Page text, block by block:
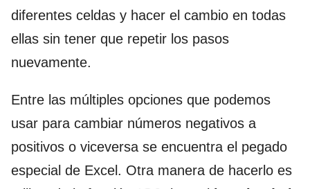
diferentes celdas y hacer el cambio en todas
ellas sin tener que repetir los pasos
nuevamente.
Entre las múltiples opciones que podemos
usar para cambiar números negativos a
positivos o viceversa se encuentra el pegado
especial de Excel. Otra manera de hacerlo es